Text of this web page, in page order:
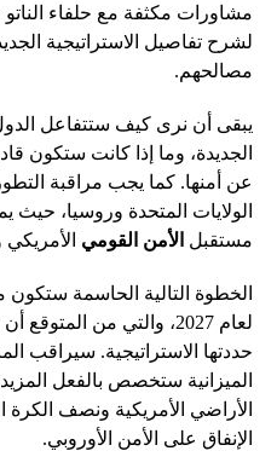
مشاورات مكثفة مع حلفاء الناتو
لشرح تفاصيل الاستراتيجية
مصالحهم.
يبقى أن نرى كيف ستتفاعل الدول
الجديدة، وما إذا كانت ستكون
عن أمنها. كما يجب مراقبة
الولايات المتحدة وروسيا،
مستقبل الأمن القومي الأمريكي
الخطوة التالية الحاسمة ستكون
لعام 2027، والتي من
حددتها الاستراتيجية. سيراقب
الميزانية ستخصص بالفعل
الأراضي الأمريكية ونصف
الإنفاق على الأمن الأوروبي.